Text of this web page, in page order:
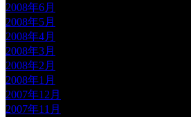
2008年6月
2008年5月
2008年4月
2008年3月
2008年2月
2008年1月
2007年12月
2007年11月